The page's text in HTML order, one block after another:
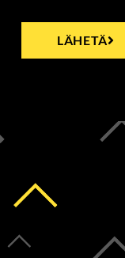
LÄHETÄ